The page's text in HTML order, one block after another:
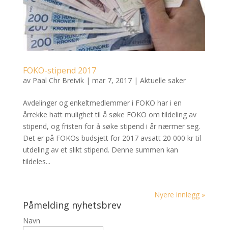
FOKO-stipend 2017
av Paal Chr Breivik| mar 7, 2017| Aktuelle saker
Avdelinger og enkeltmedlemmer i FOKO har i en
årrekke hatt mulighet til å søke FOKO om tildeling av
stipend, og fristen for å søke stipend i år nærmer seg.
Det er på FOKOs budsjett for 2017 avsatt 20 000 kr til
utdeling av et slikt stipend. Denne summen kan
tildeles...
Nyere innlegg »
Påmelding nyhetsbrev
Navn